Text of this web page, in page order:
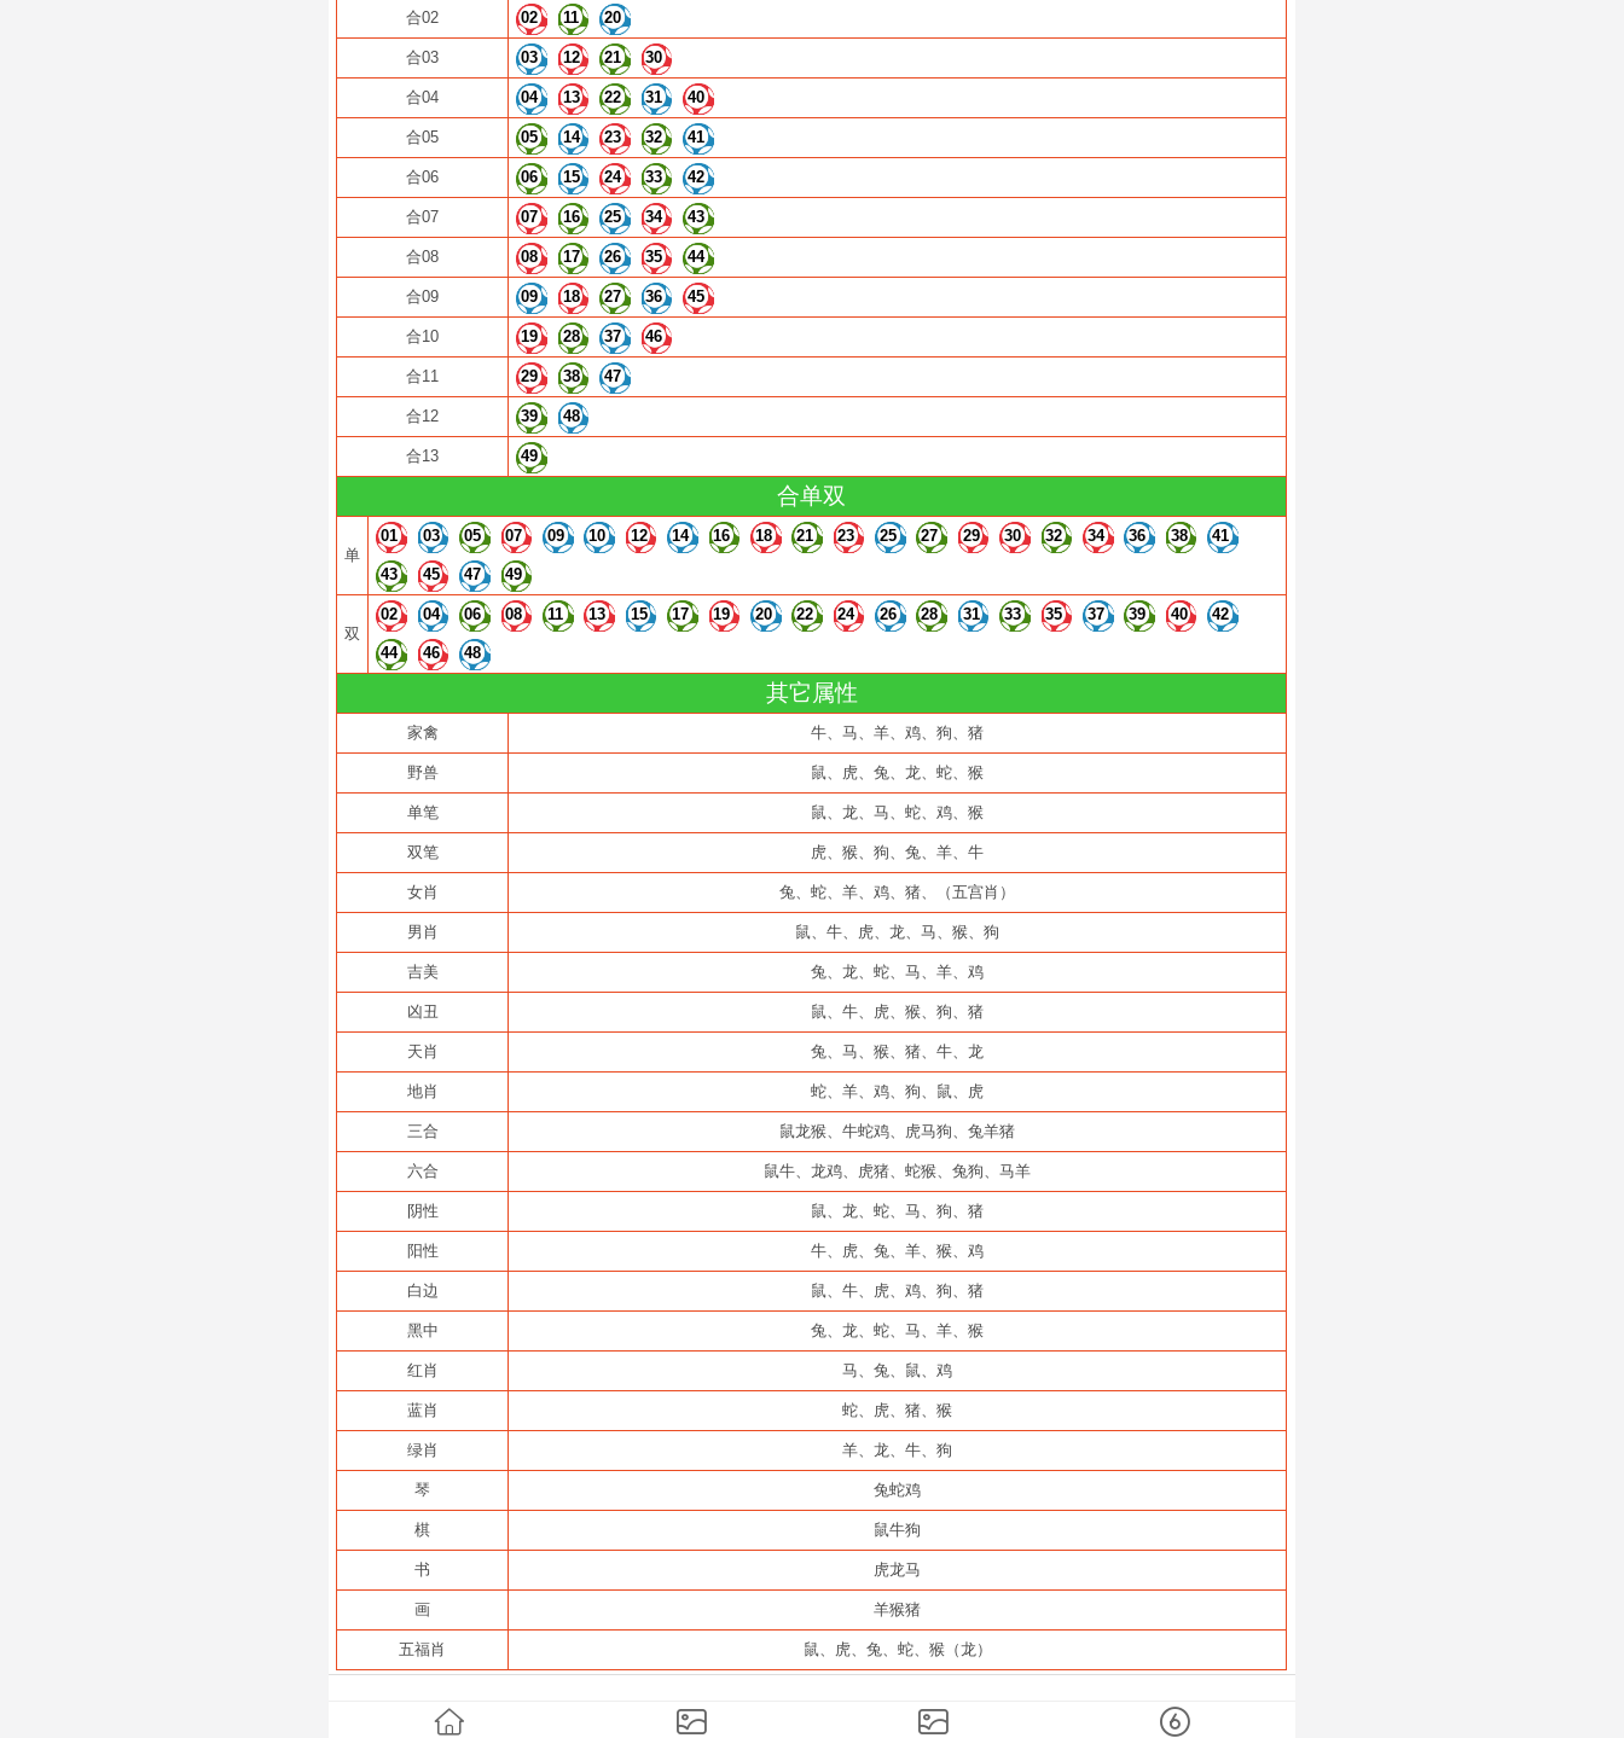
合02 02 11 20
合03 03 12 21 30
合04 04 13 22 31 40
合05 05 14 23 32 41
合06 06 15 24 33 42
合07 07 16 25 34 43
合08 08 17 26 35 44
合09 09 18 27 36 45
合10 19 28 37 46
合11 29 38 47
合12 39 48
合13 49
合单双
单
01 03 05 07 09 10 12 14 16 18 21 23 25 27 29 30 32 34 36 38 41
43 45 47 49
双
02 04 06 08 11 13 15 17 19 20 22 24 26 28 31 33 35 37 39 40 42
44 46 48
其它属性
家禽 牛、马、羊、鸡、狗、猪
野兽 鼠、虎、兔、龙、蛇、猴
单笔 鼠、龙、马、蛇、鸡、猴
双笔 虎、猴、狗、兔、羊、牛
女肖 兔、蛇、羊、鸡、猪、（五宫肖）
男肖 鼠、牛、虎、龙、马、猴、狗
吉美 兔、龙、蛇、马、羊、鸡
凶丑 鼠、牛、虎、猴、狗、猪
天肖 兔、马、猴、猪、牛、龙
地肖 蛇、羊、鸡、狗、鼠、虎
三合 鼠龙猴、牛蛇鸡、虎马狗、兔羊猪
六合 鼠牛、龙鸡、虎猪、蛇猴、兔狗、马羊
阴性 鼠、龙、蛇、马、狗、猪
阳性 牛、虎、兔、羊、猴、鸡
白边 鼠、牛、虎、鸡、狗、猪
黑中 兔、龙、蛇、马、羊、猴
红肖 马、兔、鼠、鸡
蓝肖 蛇、虎、猪、猴
绿肖 羊、龙、牛、狗
琴 兔蛇鸡
棋 鼠牛狗
书 虎龙马
画 羊猴猪
五福肖 鼠、虎、兔、蛇、猴（龙）